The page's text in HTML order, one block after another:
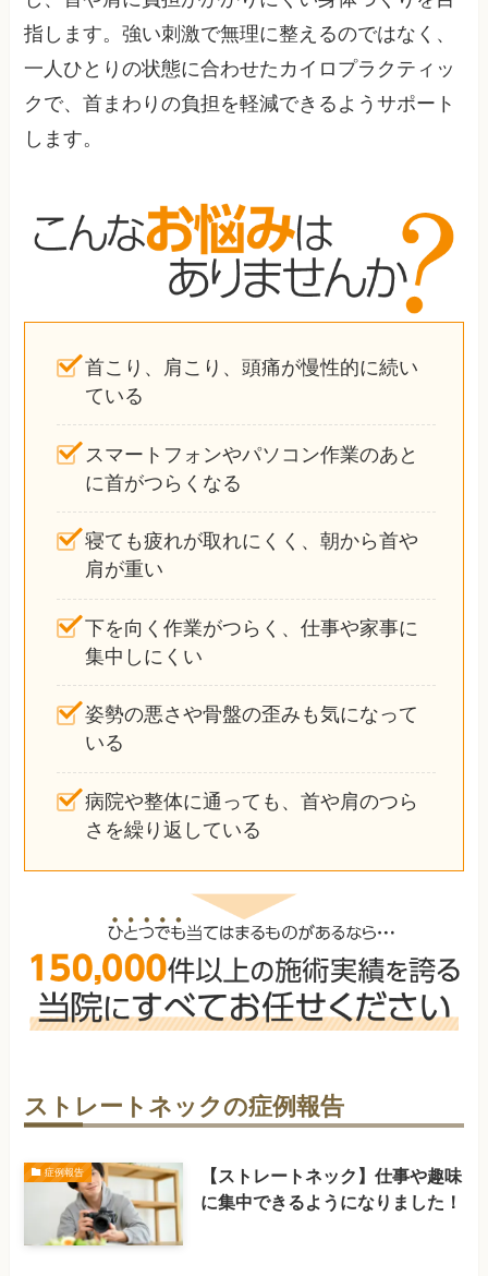
指します。強い刺激で無理に整えるのではなく、
一人ひとりの状態に合わせたカイロプラクティッ
クで、首まわりの負担を軽減できるようサポート
します。
首こり、肩こり、頭痛が慢性的に続い
ている
スマートフォンやパソコン作業のあと
に首がつらくなる
寝ても疲れが取れにくく、朝から首や
肩が重い
下を向く作業がつらく、仕事や家事に
集中しにくい
姿勢の悪さや骨盤の歪みも気になって
いる
病院や整体に通っても、首や肩のつら
さを繰り返している
ストレートネックの症例報告
症例報告
【ストレートネック】仕事や趣味
に集中できるようになりました！